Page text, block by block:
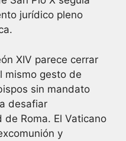
jurídico pleno
XIV parece cerrar
mismo gesto de
sin mandato
desafiar
Roma. El Vaticano
y